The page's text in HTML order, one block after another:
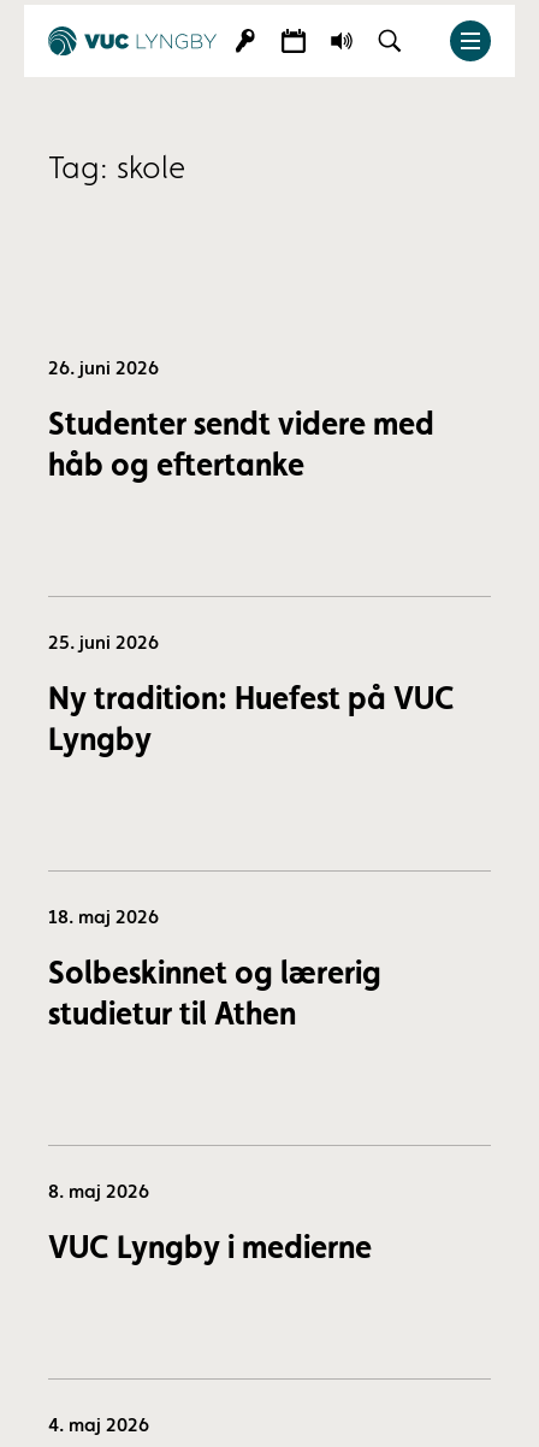
Tag: skole
26. juni 2026
Studenter sendt videre med
håb og eftertanke
25. juni 2026
Ny tradition: Huefest på VUC
Lyngby
18. maj 2026
Solbeskinnet og lærerig
studietur til Athen
8. maj 2026
VUC Lyngby i medierne
4. maj 2026